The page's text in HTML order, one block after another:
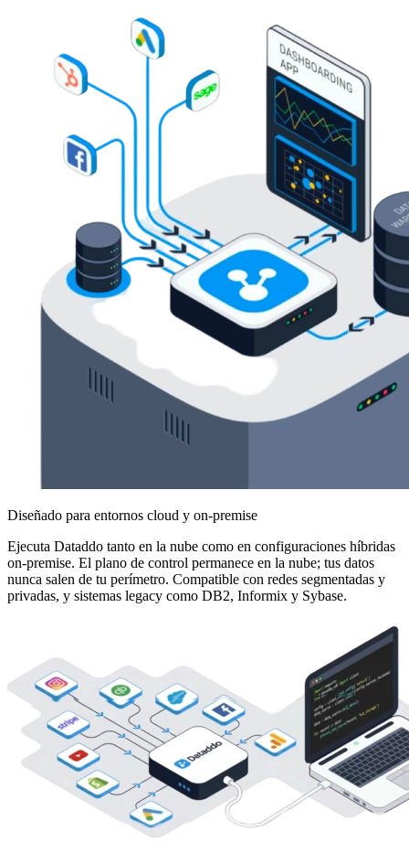
Diseñado para entornos cloud y on-premise
Ejecuta Dataddo tanto en la nube como en configuraciones híbridas
on-premise. El plano de control permanece en la nube; tus datos
nunca salen de tu perímetro. Compatible con redes segmentadas y
privadas, y sistemas legacy como DB2, Informix y Sybase.